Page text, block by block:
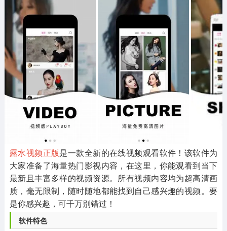
3934款应用
我的世界
69款应用
像素游戏
701款应用
其他
983款应用
末日游戏
1408款应用
3450款应用
游戏攻略
63款应用
软件教程
8款应用
热点新闻
8款应用
露水视频正版是一款全新的在线视频观看软件！该软件为
大家准备了海量热门影视内容，在这里，你能观看到当下
最新且丰富多样的视频资源。所有视频内容均为超高清画
质，毫无限制，随时随地都能找到自己感兴趣的视频。要
是你感兴趣，可千万别错过！
软件特色